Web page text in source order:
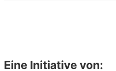
Eine Initiative von: